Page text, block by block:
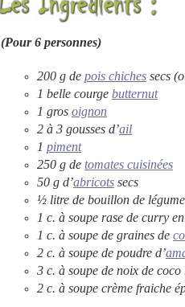
(Pour 6 personnes)
200 g de pois chiches secs
1 belle courge butternut
1 gros oignon
2 à 3 gousses d’ail
1 piment
250 g de tomates cuisinées
50 g d’abricots secs
½ litre de bouillon de
1 c. à soupe rase de curry
1 c. à soupe de graines de
2 c. à soupe de poudre d’
3 c. à soupe de noix de coco
2 c. à soupe crème fraiche